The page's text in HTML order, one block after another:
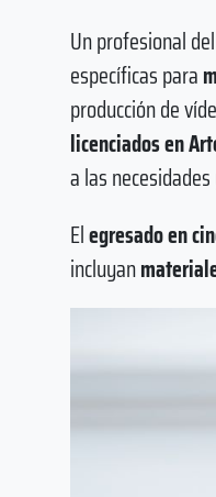
Un profesional
específicas para
producción de
licenciados en
a las
Elegresado en
incluyan